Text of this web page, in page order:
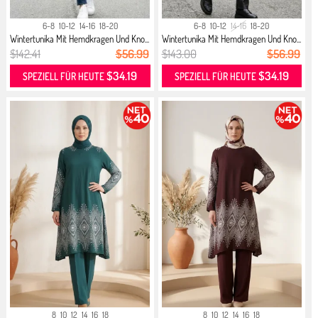
6-8 10-12 14-16 18-20
Wintertunika Mit Hemdkragen Und Kno...
$142.41 $56.99
SPEZIELL FÜR HEUTE$34.19
6-8 10-12 14-16 18-20
Wintertunika Mit Hemdkragen Und Kno...
$143.00 $56.99
SPEZIELL FÜR HEUTE$34.19
8 10 12 14 16 18 8 10 12 14 16 18